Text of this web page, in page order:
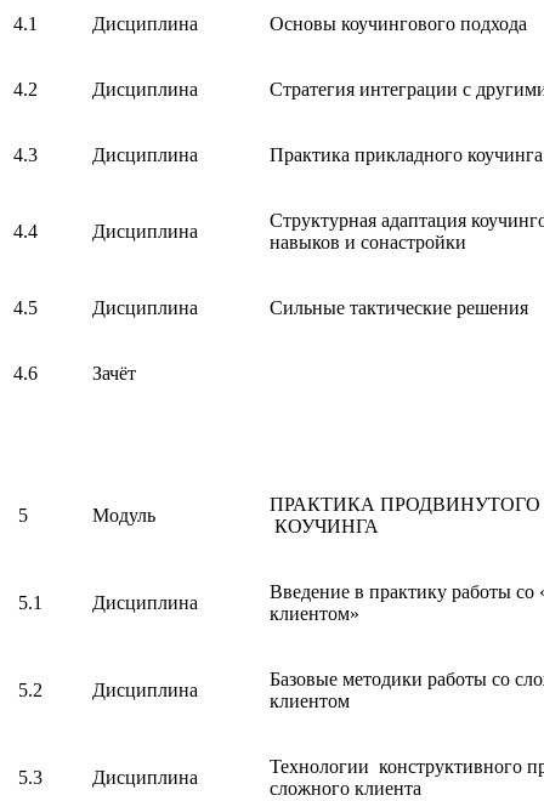
4.1 Дисциплина Основы коучингового подхода
4.2 Дисциплина Стратегия интеграции с
4.3 Дисциплина Практика прикладного коучинга
4.4 Дисциплина
Структурная адаптация
навыков и сонастройки
4.5 Дисциплина Сильные тактические решения
4.6 Зачёт
5 Модуль
ПРАКТИКА ПРОДВИНУТОГО
КОУЧИНГА
5.1 Дисциплина
Введение в практику работы
клиентом»
5.2 Дисциплина
Базовые методики работы со
клиентом
5.3 Дисциплина
Технологии конструктивного
сложного клиента